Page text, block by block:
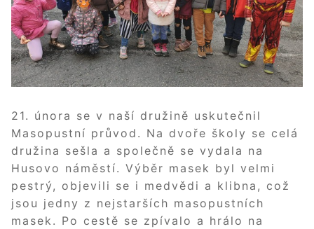
21. února se v naší družině uskutečnil
Masopustní průvod. Na dvoře školy se celá
družina sešla a společně se vydala na
Husovo náměstí. Výběr masek byl velmi
pestrý, objevili se i medvědi a klibna, což
jsou jedny z nejstarších masopustních
masek. Po cestě se zpívalo a hrálo na